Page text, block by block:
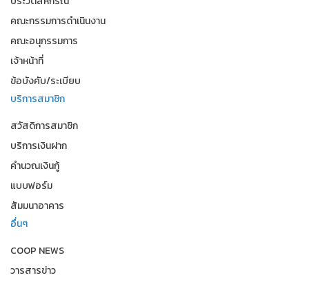
คณะกรรมการดำเนินงาน
คณะอนุกรรมการ
เจ้าหน้าที่
ข้อบังคับ/ระเบียบ
บริการสมาชิก
สวัสดิการสมาชิก
บริการเงินฝาก
คำนวณเงินกู้
แบบฟอร์ม
สัมมนาอาคาร
อื่นๆ
COOP NEWS
วารสารข่าว